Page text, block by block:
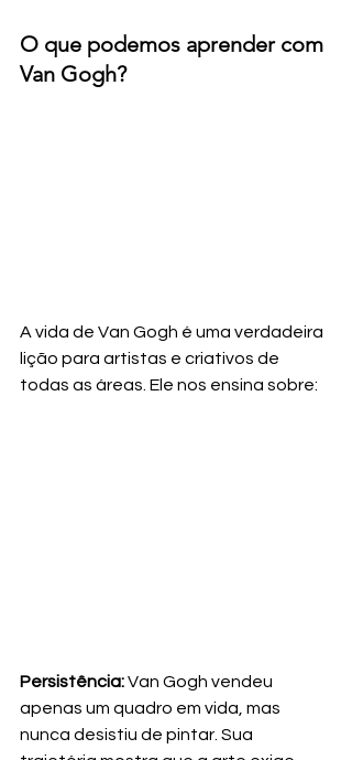
O que podemos aprender com
Van Gogh?
A vida de Van Gogh é uma verdadeira
lição para artistas e criativos de
todas as áreas. Ele nos ensina sobre:
Persistência: Van Gogh vendeu
apenas um quadro em vida, mas
nunca desistiu de pintar. Sua